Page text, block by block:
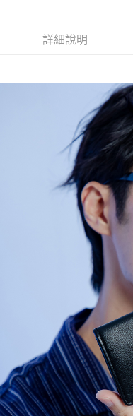
3.實際核准額度、可分期數及
4.訂單成立30分鐘內，如未前
【繳款方式說明】
1.分期款項不併入電信帳單，
2.透過簡訊連結打開帳單後，
帳／街口支付／iPASS
1.本服務係由「台灣大哥大股
用戶於交易時，得透過本服務
買賣價金債權讓與本公司後
2.基於同意付款使用「大哥付
資料（包含姓名、電話或地址
由本公司與您本人進行分期
3.完整用戶服務條款，請詳閱
便利好安心！
【「AFTEE先享後付」結帳流
１．於結帳方式選擇「
結帳頁面，進行簡訊認證並
２．訂單成立數日內，您將收
３．收到繳費通知簡訊後14
ATM／網路銀行／等多元方式
※ 請注意：結帳手續完成當下
購買商品的店家。未經商家同
後付繳納相關費用。
※ 交易是否成功請以「
是否繳費成功／繳費後需取消
https://
１．透過由恩沛科技股份有限
易，需依本服務之必要範圍內
權轉讓予恩沛科技股份有限公
２．關於個人資料處理事宜，
https://aftee.tw/terms/#terms3
３．未成年的使用者請事先
「AFTEE先享後付」，若未
任。
４．使用「AFTEE先享後付
時審查核予不同之上限額度；
請求用戶進行身份認證。
每筆NT$60，滿
付款後全家取貨
每筆NT$60，滿NT$1,500(
萊爾富取貨付款
每筆NT$120
付款後萊爾富取貨
每筆NT$60，滿NT$2,000(
每筆NT$60，滿
每筆NT$60，滿NT$2,000(
宅配_離島
詳細說明